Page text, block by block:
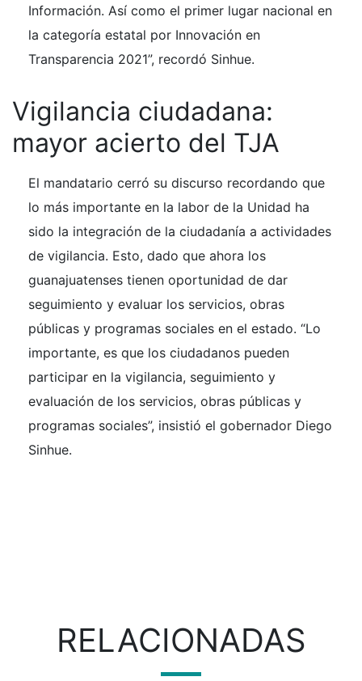
Información. Así como el primer lugar nacional en
la categoría estatal por Innovación en
Transparencia 2021”, recordó Sinhue.
Vigilancia ciudadana:
mayor acierto del TJA
El mandatario cerró su discurso recordando que
lo más importante en la labor de la Unidad ha
sido la integración de la ciudadanía a actividades
de vigilancia. Esto, dado que ahora los
guanajuatenses tienen oportunidad de dar
seguimiento y evaluar los servicios, obras
públicas y programas sociales en el estado. “Lo
importante, es que los ciudadanos pueden
participar en la vigilancia, seguimiento y
evaluación de los servicios, obras públicas y
programas sociales”, insistió el gobernador Diego
Sinhue.
RELACIONADAS